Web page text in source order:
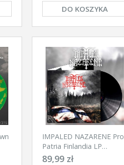
DO KOSZYKA
IMPALED NAZARENE Pro
Patria Finlandia LP
(BLACK)
89,99 zł